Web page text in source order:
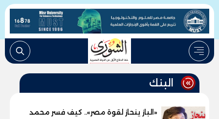
البنك
«الباز ينحاز لقوة مصر».. كيف فسر محمد